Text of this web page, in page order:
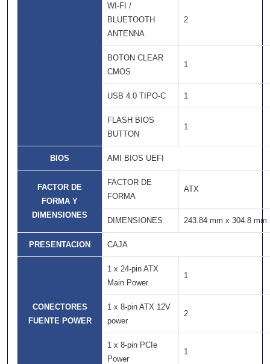
WI-FI /
BLUETOOTH
ANTENNA
2
BOTON CLEAR
CMOS
1
USB 4.0 TIPO-C 1
FLASH BIOS
BUTTON
1
BIOS AMI BIOS UEFI
FACTOR DE
FORMA Y
DIMENSIONES
FACTOR DE
FORMA
ATX
DIMENSIONES 243.84 mm x 304.8 mm
PRESENTACION CAJA
CONECTORES
FUENTE POWER
1 x 24-pin ATX
Main Power
1
1 x 8-pin ATX 12V
power
2
1 x 8-pin PCIe
Power
1